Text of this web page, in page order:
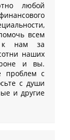
любой
всем
к нам за
наших
и вы.
проблем с
с души
и другие